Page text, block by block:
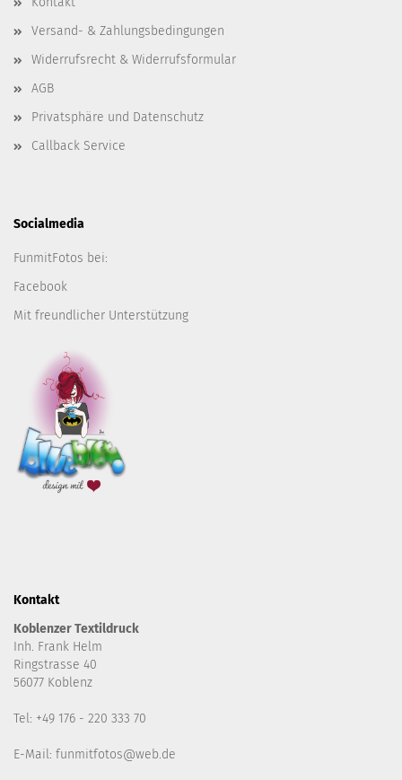
Versand- & Zahlungsbedingungen
Widerrufsrecht & Widerrufsformular
AGB
Privatsphäre und Datenschutz
Callback Service
Socialmedia
FunmitFotos bei:
Facebook
Mit freundlicher Unterstützung
Kontakt
Koblenzer Textildruck
Inh. Frank Helm
Ringstrasse 40
56077 Koblenz
Tel: +49 176 - 220 333 70
E-Mail: funmitfotos@web.de